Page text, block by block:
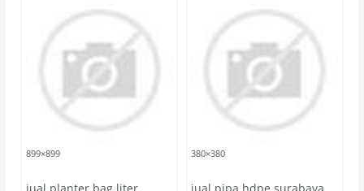
899×899
jual planter bag liter
380×380
jual pipa hdpe surabaya